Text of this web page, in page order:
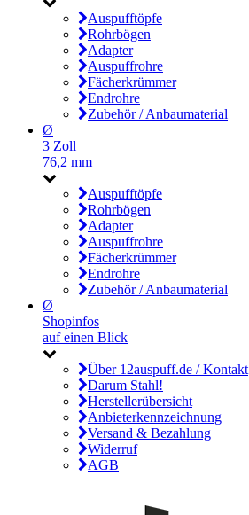
Auspufftöpfe
Rohrbögen
Adapter
Auspuffrohre
Fächerkrümmer
Endrohre
Zubehör / Anbaumaterial
Ø
3 Zoll
76,2 mm
Auspufftöpfe
Rohrbögen
Adapter
Auspuffrohre
Fächerkrümmer
Endrohre
Zubehör / Anbaumaterial
Ø
Shopinfos
auf einen Blick
Über 12auspuff.de / Kontakt
Darum Stahl!
Herstellerübersicht
Anbieterkennzeichnung
Versand & Bezahlung
Widerruf
AGB